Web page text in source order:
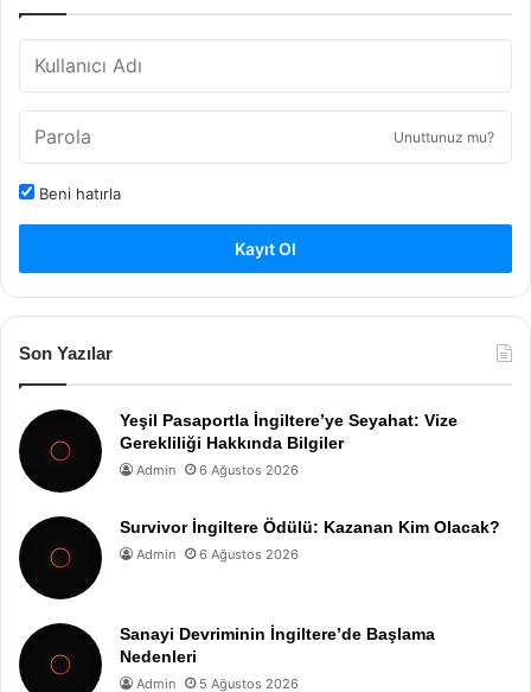
Unuttunuz mu?
Beni hatırla
Kayıt Ol
Son Yazılar
Yeşil Pasaportla İngiltere’ye Seyahat: Vize
Gerekliliği Hakkında Bilgiler
Admin 6 Ağustos 2026
Survivor İngiltere Ödülü: Kazanan Kim Olacak?
Admin 6 Ağustos 2026
Sanayi Devriminin İngiltere’de Başlama
Nedenleri
Admin 5 Ağustos 2026